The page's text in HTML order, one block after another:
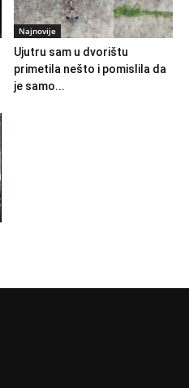
Najnovije
Ujutru sam u dvorištu
primetila nešto i pomislila da
je samo...